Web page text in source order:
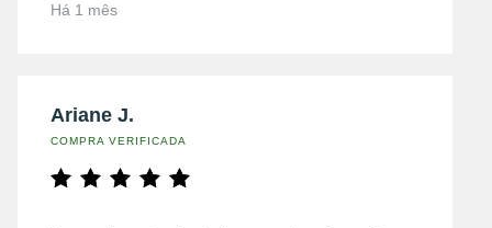
Há 1 mês
Ariane J.
COMPRA VERIFICADA